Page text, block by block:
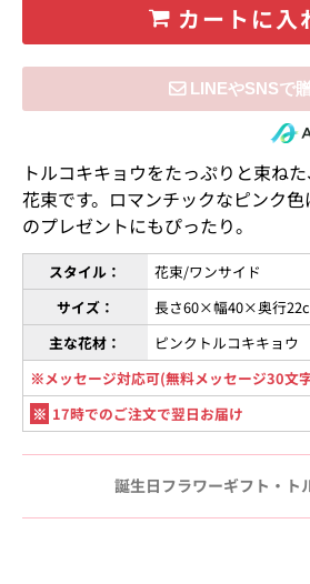
カートに入
住所を知らない相手にe
トルコキキョウをたっぷりと束ね
花束です。ロマンチックなピンク
のプレゼントにもぴったり。
スタイル：
花束/ワンサイド
サイズ：
長さ60×幅40×奥行
主な花材：
ピンクトルコキキョウ
※メッセージ対応可(無料メッセージ30文
※ 17時でのご注文で翌日お届け
誕生日フラワーギフト・ト